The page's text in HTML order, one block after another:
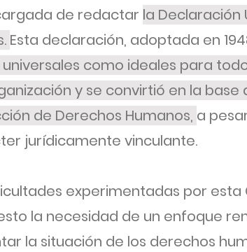
de redactar la Declaración
Esta declaración, adoptada en
como ideales para
y se convirtió en la base
de Derechos Humanos, a
jurídicamente vinculante.
experimentadas por esta
la necesidad de un enfoque
la situación de los derechos